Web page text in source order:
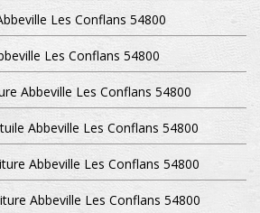
Les Conflans 54800
Les Conflans 54800
Abbeville Les Conflans 54800
Abbeville Les Conflans 54800
Abbeville Les Conflans 54800
Abbeville Les Conflans 54800